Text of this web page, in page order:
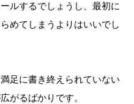
ルするでしょうし、最初に
めてしまうよりはいいでし
足に書き終えられていない
がるばかりです。